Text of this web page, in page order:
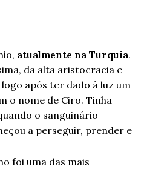
atualmente na Turquia.
da alta aristocracia e
após ter dado à luz um
o nome de Ciro. Tinha
o sanguinário
a perseguir, prender e
foi uma das mais